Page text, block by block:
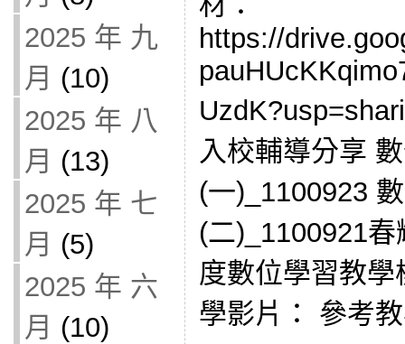
2025 年 九
月 (10)
2025 年 八
月 (13)
2025 年 七
月 (5)
2025 年 六
月 (10)
https://
入校輔導分享
(一)_1100923
(二)_1100921
度數位學習教
學影片： 參考